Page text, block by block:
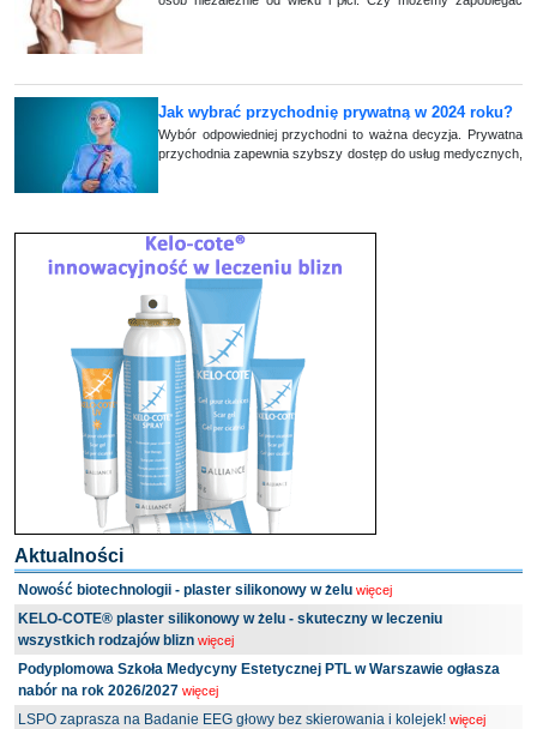
Jak wybrać przychodnię prywatną w 2024 roku?
Wybór odpowiedniej przychodni to ważna decyzja. Prywatna
przychodnia zapewnia szybszy dostęp do usług medycznych,
Aktualności
Nowość biotechnologii - plaster silikonowy w żelu więcej
KELO-COTE® plaster silikonowy w żelu - skuteczny w leczeniu
wszystkich rodzajów blizn więcej
Podyplomowa Szkoła Medycyny Estetycznej PTL w Warszawie ogłasza
nabór na rok 2026/2027 więcej
LSPO zaprasza na Badanie EEG głowy bez skierowania i kolejek! więcej